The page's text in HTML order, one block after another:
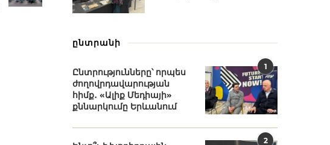
ընտրանի
1
Ընտրությունները՝ որպես
ժողովրդավարության
հիմք․ «Ալիք Մեդիայի»
քննարկումը Երևանում
2